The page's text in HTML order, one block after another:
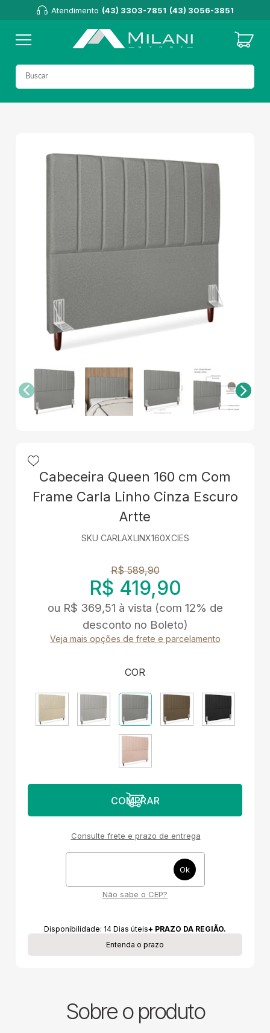
Atendimento (43) 3303-7851 (43) 3056-3851
Cabeceira Queen 160 cm Com
Frame Carla Linho Cinza Escuro
Artte
SKU CARLAXLINX160XCIES
R$ 589,90
R$ 419,90
ou R$ 369,51 à vista (com 12% de
desconto no Boleto)
Veja mais opções de frete e parcelamento
COR
Consulte frete e prazo de entrega
Não sabe o CEP?
Disponibilidade: 14 Dias úteis+ PRAZO DA REGIÃO.
Entenda o prazo
Sobre o produto